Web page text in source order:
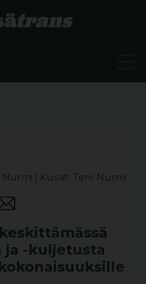
Nurmi Kuvat: Tero Nurmi
ja -kuljetusta